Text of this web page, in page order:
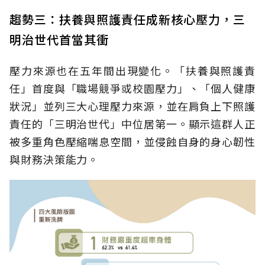
趨勢三：扶養與照護責任成新核心壓力，三
明治世代首當其衝
壓力來源也在五年間出現變化。「扶養與照護責
任」首度與「職場競爭或校園壓力」、「個人健康
狀況」並列三大心理壓力來源，並在肩負上下照護
責任的「三明治世代」中位居第一。顯示這群人正
被多重角色壓縮喘息空間，並侵蝕自身的身心韌性
與財務決策能力。